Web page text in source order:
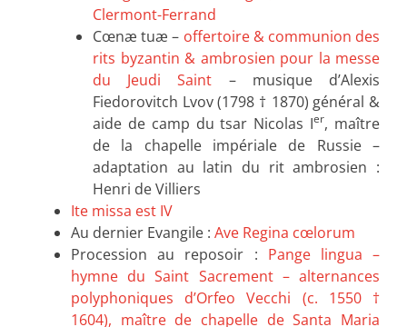
Clermont-Ferrand
Cœnæ tuæ – offertoire & communion des
rits byzantin & ambrosien pour la messe
du Jeudi Saint – musique d’Alexis
Fiedorovitch Lvov (1798 † 1870) général &
aide de camp du tsar Nicolas Ier, maître
de la chapelle impériale de Russie –
adaptation au latin du rit ambrosien :
Henri de Villiers
Ite missa est IV
Au dernier Evangile : Ave Regina cœlorum
Procession au reposoir : Pange lingua –
hymne du Saint Sacrement – alternances
polyphoniques d’Orfeo Vecchi (c. 1550 †
1604), maître de chapelle de Santa Maria